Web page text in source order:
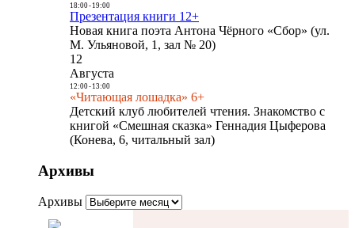
18:00- 19:00
Презентация книги 12+
Новая книга поэта Антона Чёрного «Сбор» (ул.
М. Ульяновой, 1, зал № 20)
12
Августа
12:00- 13:00
«Читающая лошадка» 6+
Детский клуб любителей чтения. Знакомство с
книгой «Смешная сказка» Геннадия Цыферова
(Конева, 6, читальный зал)
Архивы
Архивы